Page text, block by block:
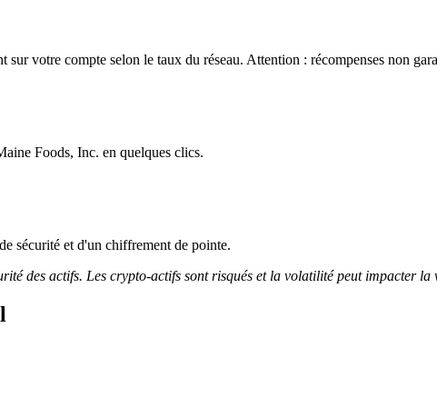
votre compte selon le taux du réseau. Attention : récompenses non
Foods, Inc. en quelques clics.
sécurité et d'un chiffrement de pointe.
des actifs. Les crypto-actifs sont risqués et la volatilité peut impacter